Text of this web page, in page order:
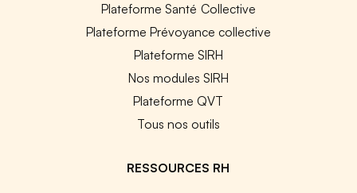
Plateforme Santé Collective
Plateforme Prévoyance collective
Plateforme SIRH
Nos modules SIRH
Plateforme QVT
Tous nos outils
RESSOURCES RH